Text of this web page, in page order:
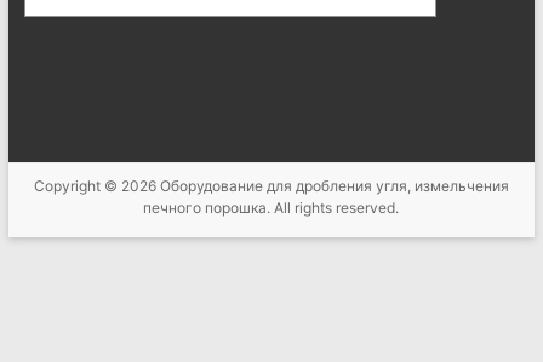
Copyright © 2026 Оборудование для дробления угля, измельчения
печного порошка. All rights reserved.